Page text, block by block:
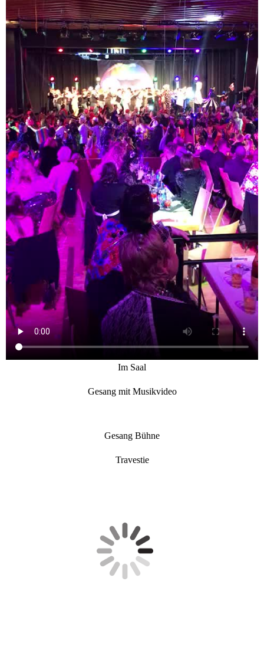
Im Saal
Gesang mit Musikvideo
Gesang Bühne
Travestie